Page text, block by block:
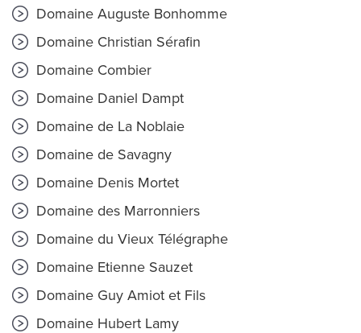
Domaine Auguste Bonhomme
Domaine Christian Sérafin
Domaine Combier
Domaine Daniel Dampt
Domaine de La Noblaie
Domaine de Savagny
Domaine Denis Mortet
Domaine des Marronniers
Domaine du Vieux Télégraphe
Domaine Etienne Sauzet
Domaine Guy Amiot et Fils
Domaine Hubert Lamy